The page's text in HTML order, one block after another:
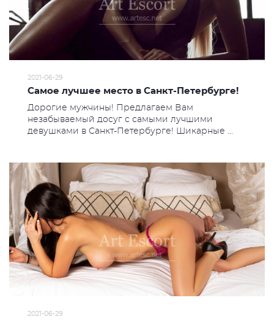
2021-06-29
Самое лучшее место в Санкт-Петербурге!
Дорогие мужчины! Предлагаем Вам
незабываемый досуг с самыми лучшими
девушками в Санкт-Петербурге! Шикарные ...
2021-06-29